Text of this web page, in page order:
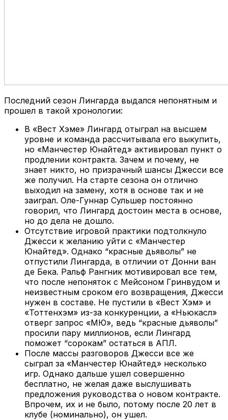
Последний сезон Лингарда выдался непонятным и
прошел в такой хронологии:
В «Вест Хэме» Лингард отыграл на высшем
уровне и команда рассчитывала его выкупить,
но «Манчестер Юнайтед» активировал пункт о
продлении контракта. Зачем и почему, не
знает никто, но призрачный шансы Джесси все
же получил. На старте сезона он отлично
выходил на замену, хотя в основе так и не
заиграл. Оле-Гуннар Сульшер постоянно
говорил, что Лингард достоин места в основе,
но до дела не дошло.
Отсутствие игровой практики подтолкнуло
Джесси к желанию уйти с «Манчестер
Юнайтед». Однако “красные дьяволы” не
отпустили Лингарда, в отличии от Донни ван
де Бека. Ральф Рангник мотивировал все тем,
что после непоняток с Мейсоном Гринвудом и
неизвестным сроком его возвращения, Джесси
нужен в составе. Не пустили в «Вест Хэм» и
«Тоттенхэм» из-за конкуренции, а «Ньюкасл»
отверг запрос «МЮ», ведь “красные дьяволы”
просили пару миллионов, если Лингард
поможет “сорокам” остаться в АПЛ.
После массы разговоров Джесси все же
сыграл за «Манчестер Юнайтед» несколько
игр. Однако дальше ушел совершенно
бесплатно, не желая даже выслушивать
предложения руководства о новом контракте.
Впрочем, их и не было, потому после 20 лет в
клубе (номинально), он ушел.